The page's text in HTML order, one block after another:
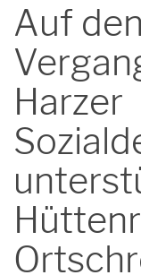
Auf
Harzer